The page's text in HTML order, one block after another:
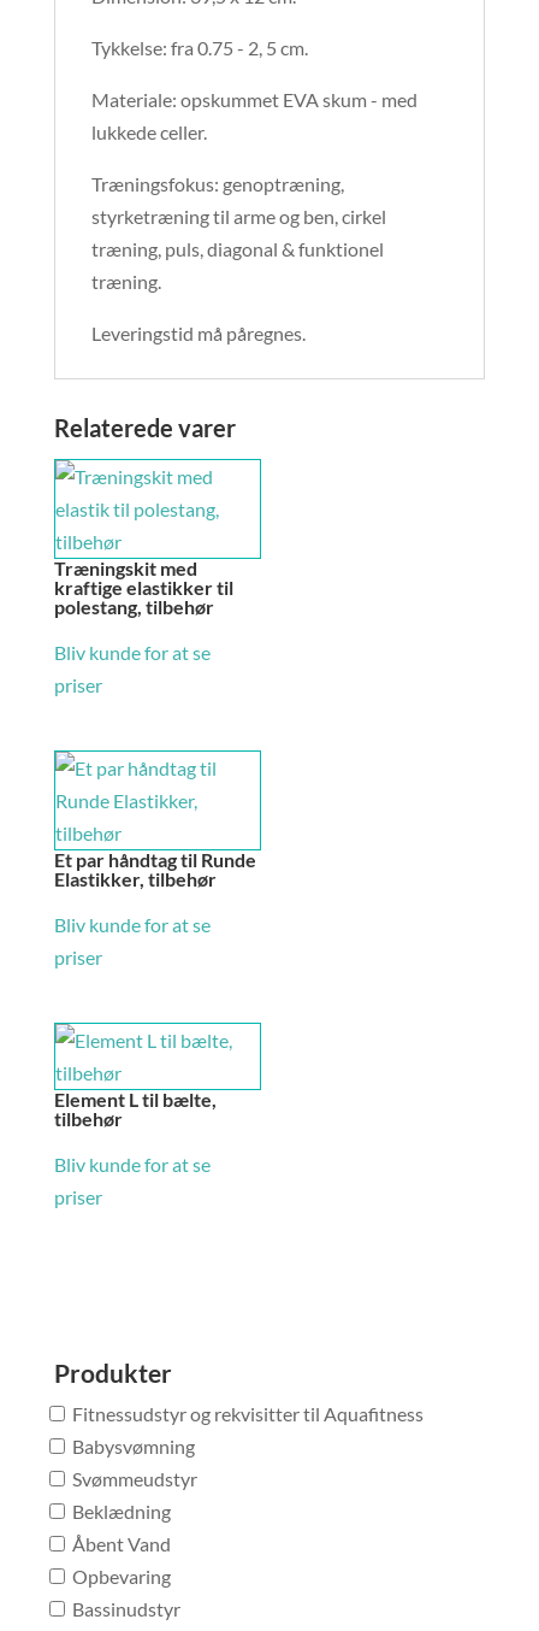
Tykkelse: fra 0.75 - 2, 5 cm.
Materiale: opskummet EVA skum - med
lukkede celler.
Træningsfokus: genoptræning,
styrketræning til arme og ben, cirkel
træning, puls, diagonal & funktionel
træning.
Leveringstid må påregnes.
Relaterede varer
Træningskit med
kraftige elastikker til
polestang, tilbehør
Bliv kunde for at se
priser
Et par håndtag til Runde
Elastikker, tilbehør
Bliv kunde for at se
priser
Element L til bælte,
tilbehør
Bliv kunde for at se
priser
Produkter
Fitnessudstyr og rekvisitter til Aquafitness
Babysvømning
Svømmeudstyr
Beklædning
Åbent Vand
Opbevaring
Bassinudstyr